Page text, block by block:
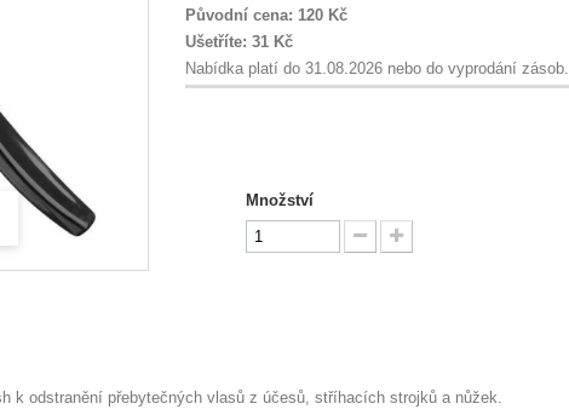
Původní cena: 120 Kč
Ušetříte: 31 Kč
Nabídka platí do 31.08.2026 nebo do vyprodání zásob.
Množství
k odstranění přebytečných vlasů z účesů, stříhacích strojků a nůžek.